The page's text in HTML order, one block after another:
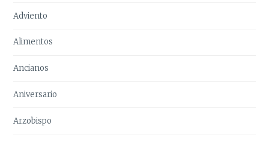
Adviento
Alimentos
Ancianos
Aniversario
Arzobispo